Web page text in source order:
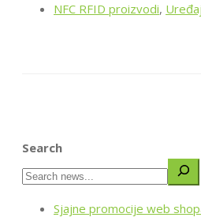
NFC RFID proizvodi,
Search
Sjajne promocije web